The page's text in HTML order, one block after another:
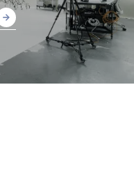
arrow_forward
arrow_forward